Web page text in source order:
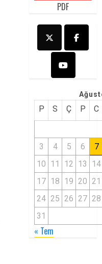
PDF
P S Ç P C
3 4 5 6
7
10 11 12 13
14
17 18 19 20 21
24 25 26 27 28
31
« Tem